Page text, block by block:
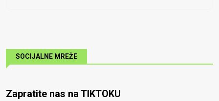
SOCIJALNE MREŽE
Zapratite nas na TIKTOKU